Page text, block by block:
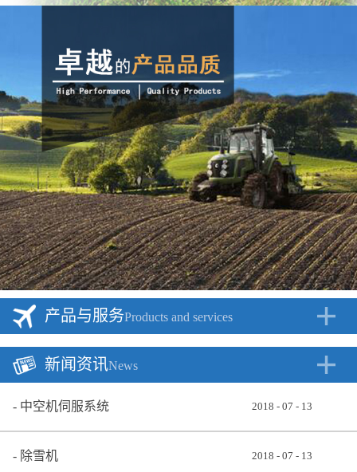
产品与服务Products and services
新闻资讯News
中空机伺服系统 2018 - 07 - 13
除雪机 2018 - 07 - 13